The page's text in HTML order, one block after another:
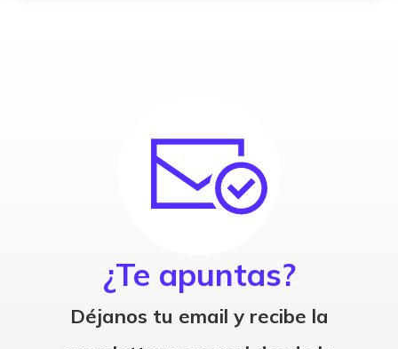
¿Te apuntas?
Déjanos tu email y recibe la